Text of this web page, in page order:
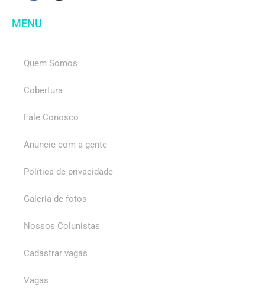
MENU
Quem Somos
Cobertura
Fale Conosco
Anuncie com a gente
Política de privacidade
Galeria de fotos
Nossos Colunistas
Cadastrar vagas
Vagas